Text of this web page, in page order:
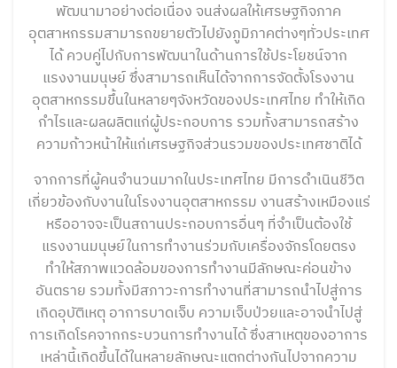
พัฒนามาอย่างต่อเนื่อง จนส่งผลให้เศรษฐกิจภาค
อุตสาหกรรมสามารถขยายตัวไปยังภูมิภาคต่างๆทั่วประเทศ
ได้ ควบคู่ไปกับการพัฒนาในด้านการใช้ประโยชน์จาก
แรงงานมนุษย์ ซึ่งสามารถเห็นได้จากการจัดตั้งโรงงาน
อุตสาหกรรมขึ้นในหลายๆจังหวัดของประเทศไทย ทำให้เกิด
กำไรและผลผลิตแก่ผู้ประกอบการ รวมทั้งสามารถสร้าง
ความก้าวหน้าให้แก่เศรษฐกิจส่วนรวมของประเทศชาติได้
จากการที่ผู้คนจำนวนมากในประเทศไทย มีการดำเนินชีวิต
เกี่ยวข้องกับงานในโรงงานอุตสาหกรรม งานสร้างเหมืองแร่
หรืออาจจะเป็นสถานประกอบการอื่นๆ ที่จำเป็นต้องใช้
แรงงานมนุษย์ในการทำงานร่วมกับเครื่องจักรโดยตรง
ทำให้สภาพแวดล้อมของการทำงานมีลักษณะค่อนข้าง
อันตราย รวมทั้งมีสภาวะการทำงานที่สามารถนำไปสู่การ
เกิดอุบัติเหตุ อาการบาดเจ็บ ความเจ็บป่วยและอาจนำไปสู่
การเกิดโรคจากกระบวนการทำงานได้ ซึ่งสาเหตุของอาการ
เหล่านี้เกิดขึ้นได้ในหลายลักษณะแตกต่างกันไปจากความ